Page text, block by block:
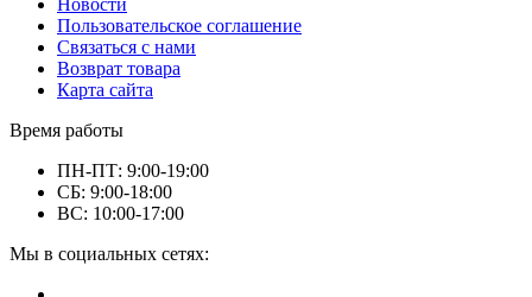
Пользовательское соглашение
Связаться с нами
Возврат товара
Карта сайта
Время работы
ПН-ПТ: 9:00-19:00
СБ: 9:00-18:00
ВС: 10:00-17:00
Мы в социальных сетях: